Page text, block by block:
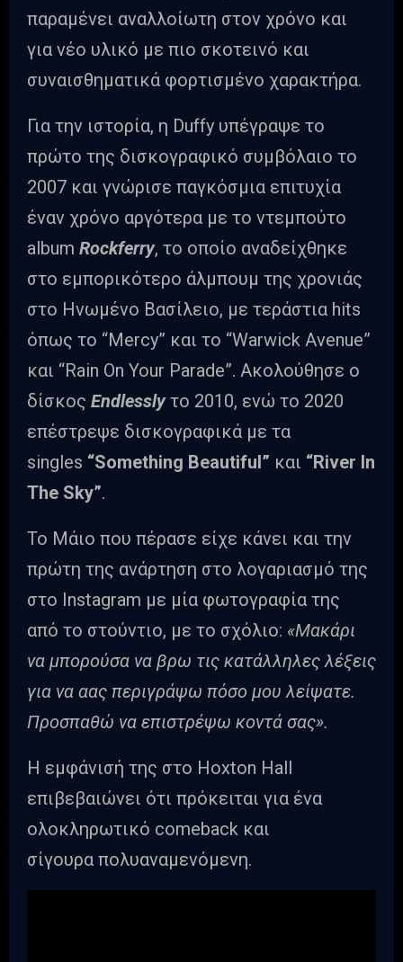
παραμένει αναλλοίωτη στον χρόνο και
για νέο υλικό με πιο σκοτεινό και
συναισθηματικά φορτισμένο χαρακτήρα.
Για την ιστορία, η Duffy υπέγραψε το
πρώτο της δισκογραφικό συμβόλαιο το
2007 και γνώρισε παγκόσμια επιτυχία
έναν χρόνο αργότερα με το ντεμπούτο
album Rockferry, το οποίο αναδείχθηκε
στο εμπορικότερο άλμπουμ της χρονιάς
στο Ηνωμένο Βασίλειο, με τεράστια hits
όπως το “Mercy” και το “Warwick Avenue”
και “Rain On Your Parade”. Ακολούθησε o
δίσκος Endlesslyτο 2010, ενώ το 2020
επέστρεψε δισκογραφικά με τα
singles “Something Beautiful” και “River In
The Sky”.
Το Μάιο που πέρασε είχε κάνει και την
πρώτη της ανάρτηση στο λογαριασμό της
στο Instagram με μία φωτογραφία της
από το στούντιο, με το σχόλιο: «Μακάρι
να μπορούσα να βρω τις κατάλληλες λέξεις
για να αας περιγράψω πόσο μου λείψατε.
Προσπαθώ να επιστρέψω κοντά σας».
Η εμφάνισή της στο Hoxton Hall
επιβεβαιώνει ότι πρόκειται για ένα
ολοκληρωτικό comeback και
σίγουρα πολυαναμενόμενη.